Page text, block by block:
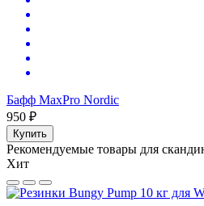
Бафф MaxPro Nordic
950 ₽
Купить
Рекомендуемые товары для
Хит